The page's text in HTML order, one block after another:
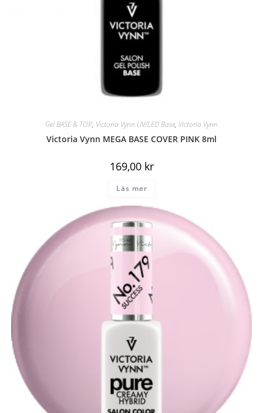
Gel BASE & TOP, Victoria Vynn UV/LED Base, Victoria Vynn
Victoria Vynn MEGA BASE COVER PINK 8ml
169,00 kr
Läs mer